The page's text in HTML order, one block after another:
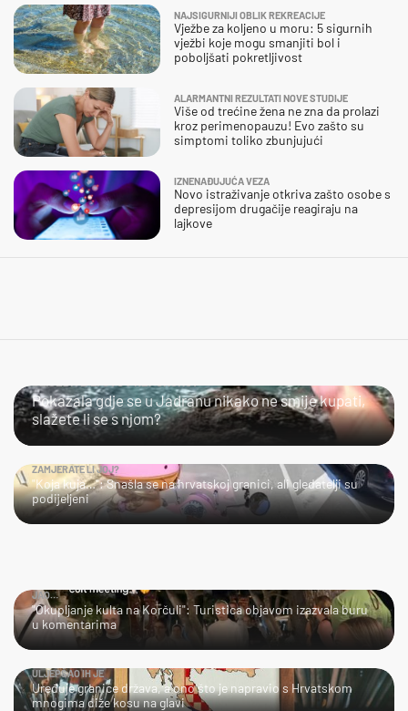
NAJSIGURNIJI OBLIK REKREACIJE
Vježbe za koljeno u moru: 5 sigurnih
vježbi koje mogu smanjiti bol i
poboljšati pokretljivost
ALARMANTNI REZULTATI NOVE STUDIJE
Više od trećine žena ne zna da prolazi
kroz perimenopauzu! Evo zašto su
simptomi toliko zbunjujući
IZNENAĐUJUĆA VEZA
Novo istraživanje otkriva zašto osobe s
depresijom drugačije reagiraju na
lajkove
Pokazala gdje se u Jadranu nikako ne smije kupati,
slažete li se s njom?
ZAMJERATE LI JOJ?
"Koja kuja…": Snašla se na hrvatskoj granici, ali gledatelji su
podijeljeni
JAO…
"Okupljanje kulta na Korčuli": Turistica objavom izazvala buru
u komentarima
ULJEPŠAO IH JE
Uređuje granice država, a ono što je napravio s Hrvatskom
mnogima diže kosu na glavi